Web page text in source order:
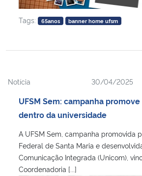
PlanaltoTags: 65anos banner home ufsm
Notícia 30/04/2025
UFSM Sem: campanha
dentro da universidade
A UFSM Sem, campanha promovida
Federal de Santa Maria e
Comunicação Integrada (Unicom),
Coordenadoria [...]